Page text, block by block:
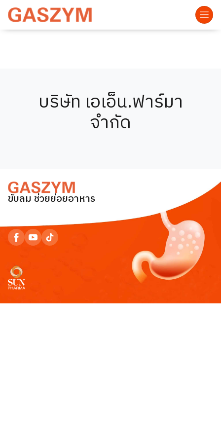
บริษัท เอเอ็น.ฟาร์มา
จำกัด
ขับลม ช่วยย่อยอาหาร